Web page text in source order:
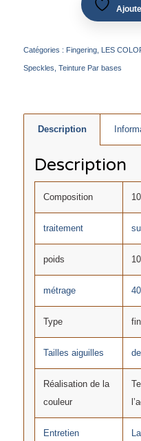
Catégories : Fingering, LES
Speckles, Teinture Par bases
Description
Description
Composition
traitement
poids
métrage
Type
Tailles aiguilles
Réalisation de la
couleur
Entretien